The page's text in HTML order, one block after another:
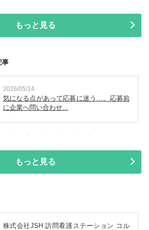
もっと見る
事
2026/05/14
気になる点があって応募に迷う…。応募前
に企業へ問い合わせ...
もっと見る
株式会社JSH 訪問看護ステーション コル